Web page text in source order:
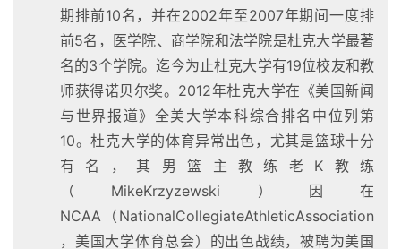
期排前10名，并在2002年至2007年期间一度排
前5名，医学院、商学院和法学院是杜克大学最著
名的3个学院。迄今为止杜克大学有19位校友和教
师获得诺贝尔奖。2012年杜克大学在《美国新闻
与世界报道》全美大学本科综合排名中位列第
10。杜克大学的体育异常出色，尤其是篮球十分
有名，其男篮主教练老K教练
（MikeKrzyzewski）因在
NCAA（NationalCollegiateAthleticAssociation
，美国大学体育总会）的出色战绩，被聘为美国